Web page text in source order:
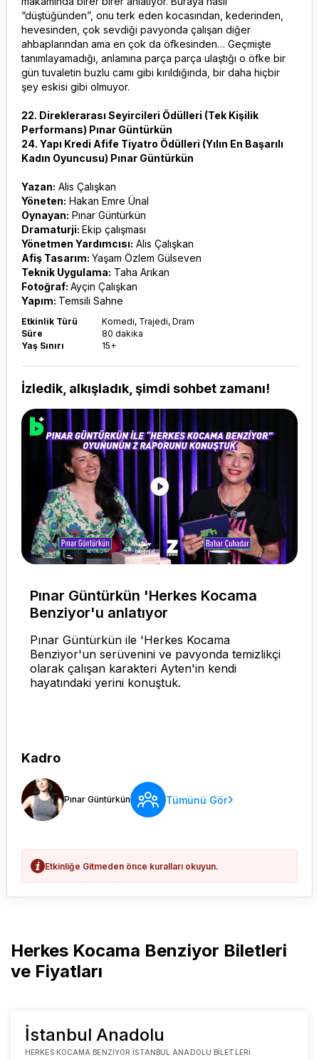
“düştüğünden”, onu terk eden kocasından, kederinden,
hevesinden, çok sevdiği pavyonda çalışan diğer
ahbaplarından ama en çok da öfkesinden… Geçmişte
tanımlayamadığı, anlamına parça parça ulaştığı o öfke bir
gün tuvaletin buzlu camı gibi kırıldığında, bir daha hiçbir
şey eskisi gibi olmuyor.
22. Direklerarası Seyircileri Ödülleri (Tek Kişilik
Performans) Pınar Güntürkün
24. Yapı Kredi Afife Tiyatro Ödülleri (Yılın En Başarılı
Kadın Oyuncusu) Pınar Güntürkün
Yazan: Alis Çalışkan
Yöneten: Hakan Emre Ünal
Oynayan: Pınar Güntürkün
Dramaturji: Ekip çalışması
Yönetmen Yardımcısı: Alis Çalışkan
Afiş Tasarım: Yaşam Özlem Gülseven
Teknik Uygulama: Taha Arıkan
Fotoğraf: Ayçin Çalışkan
Yapım: Temsili Sahne
Etkinlik Türü
Komedi, Trajedi, Dram
Süre
80 dakika
Yaş Sınırı
15+
İzledik, alkışladık, şimdi sohbet zamanı!
Pınar Güntürkün 'Herkes Kocama
Benziyor'u anlatıyor
Pınar Güntürkün ile 'Herkes Kocama
Benziyor'un serüvenini ve pavyonda temizlikçi
olarak çalışan karakteri Ayten'in kendi
hayatındaki yerini konuştuk.
Kadro
Pınar Güntürkün Tümünü Gör
Etkinliğe Gitmeden önce kuralları okuyun.
Herkes Kocama Benziyor Biletleri
ve Fiyatları
İstanbul Anadolu
HERKES KOCAMA BENZIYOR İSTANBUL ANADOLU BILETLERI